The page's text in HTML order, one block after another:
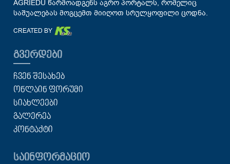
AGRIEDU წარმოადგენს აგრო პორტალს, რომელიც
საშუალებას მოგცემთ მიიღოთ სრულყოფილი ცოდნა.
CREATED BY
ᲒᲕᲔᲠᲓᲔᲑᲘ
ᲩᲕᲔᲜ ᲨᲔᲡᲐᲮᲔᲑ
ᲝᲜᲚᲐᲘᲜ ᲤᲝᲠᲣᲛᲘ
ᲡᲘᲐᲮᲚᲔᲔᲑᲘ
ᲒᲐᲚᲔᲠᲔᲐ
ᲙᲝᲜᲢᲐᲥᲢᲘ
ᲡᲐᲘᲜᲤᲝᲠᲛᲐᲪᲘᲝ